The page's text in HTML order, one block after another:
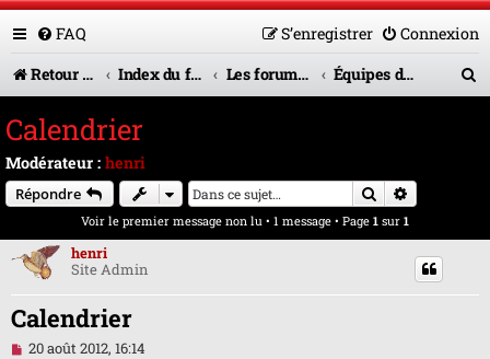
FAQ Connexion
S’enregistrer
Retour vers le site U.A.G.R.
Index du forum Les forums en service Équipes de jeunes
r
Calendrier
Modérateur : henri
Répondre Rechercher
Voir le premier message non lu • 1 message • Page 1 sur 1
henri
Site Admin
Calendrier
M
20 août 2012, 16:14